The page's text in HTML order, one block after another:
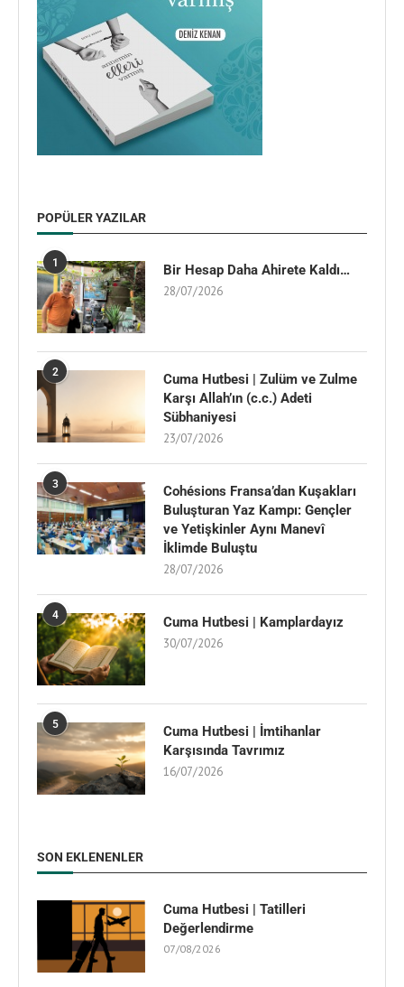
POPÜLER YAZILAR
1 Bir Hesap Daha Ahirete Kaldı…
28/07/2026
2
Cuma Hutbesi | Zulüm ve Zulme
Karşı Allah’ın (c.c.) Adeti
Sübhaniyesi
23/07/2026
3
Cohésions Fransa’dan Kuşakları
Buluşturan Yaz Kampı: Gençler
ve Yetişkinler Aynı Manevî
İklimde Buluştu
28/07/2026
4 Cuma Hutbesi | Kamplardayız
30/07/2026
5
Cuma Hutbesi | İmtihanlar
Karşısında Tavrımız
16/07/2026
SON EKLENENLER
Cuma Hutbesi | Tatilleri
Değerlendirme
07/08/2026